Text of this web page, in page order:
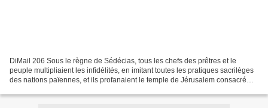
DiMail 206 Sous le règne de Sédécias, tous les chefs des prêtres et le
peuple multipliaient les infidélités, en imitant toutes les pratiques sacrilèges
des nations païennes, et ils profanaient le temple de Jérusalem consacré